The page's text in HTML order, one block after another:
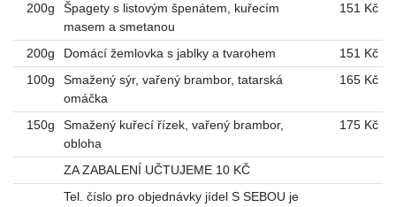
200g
Špagety s listovým špenátem, kuřecím
masem a smetanou
151 Kč
200g Domácí žemlovka s jablky a tvarohem
151 Kč
100g
Smažený sýr, vařený brambor, tatarská
omáčka
165 Kč
150g
Smažený kuřecí řízek, vařený brambor,
obloha
175 Kč
ZA ZABALENÍ UČTUJEME 10 KČ
Tel. číslo pro objednávky jídel S SEBOU je